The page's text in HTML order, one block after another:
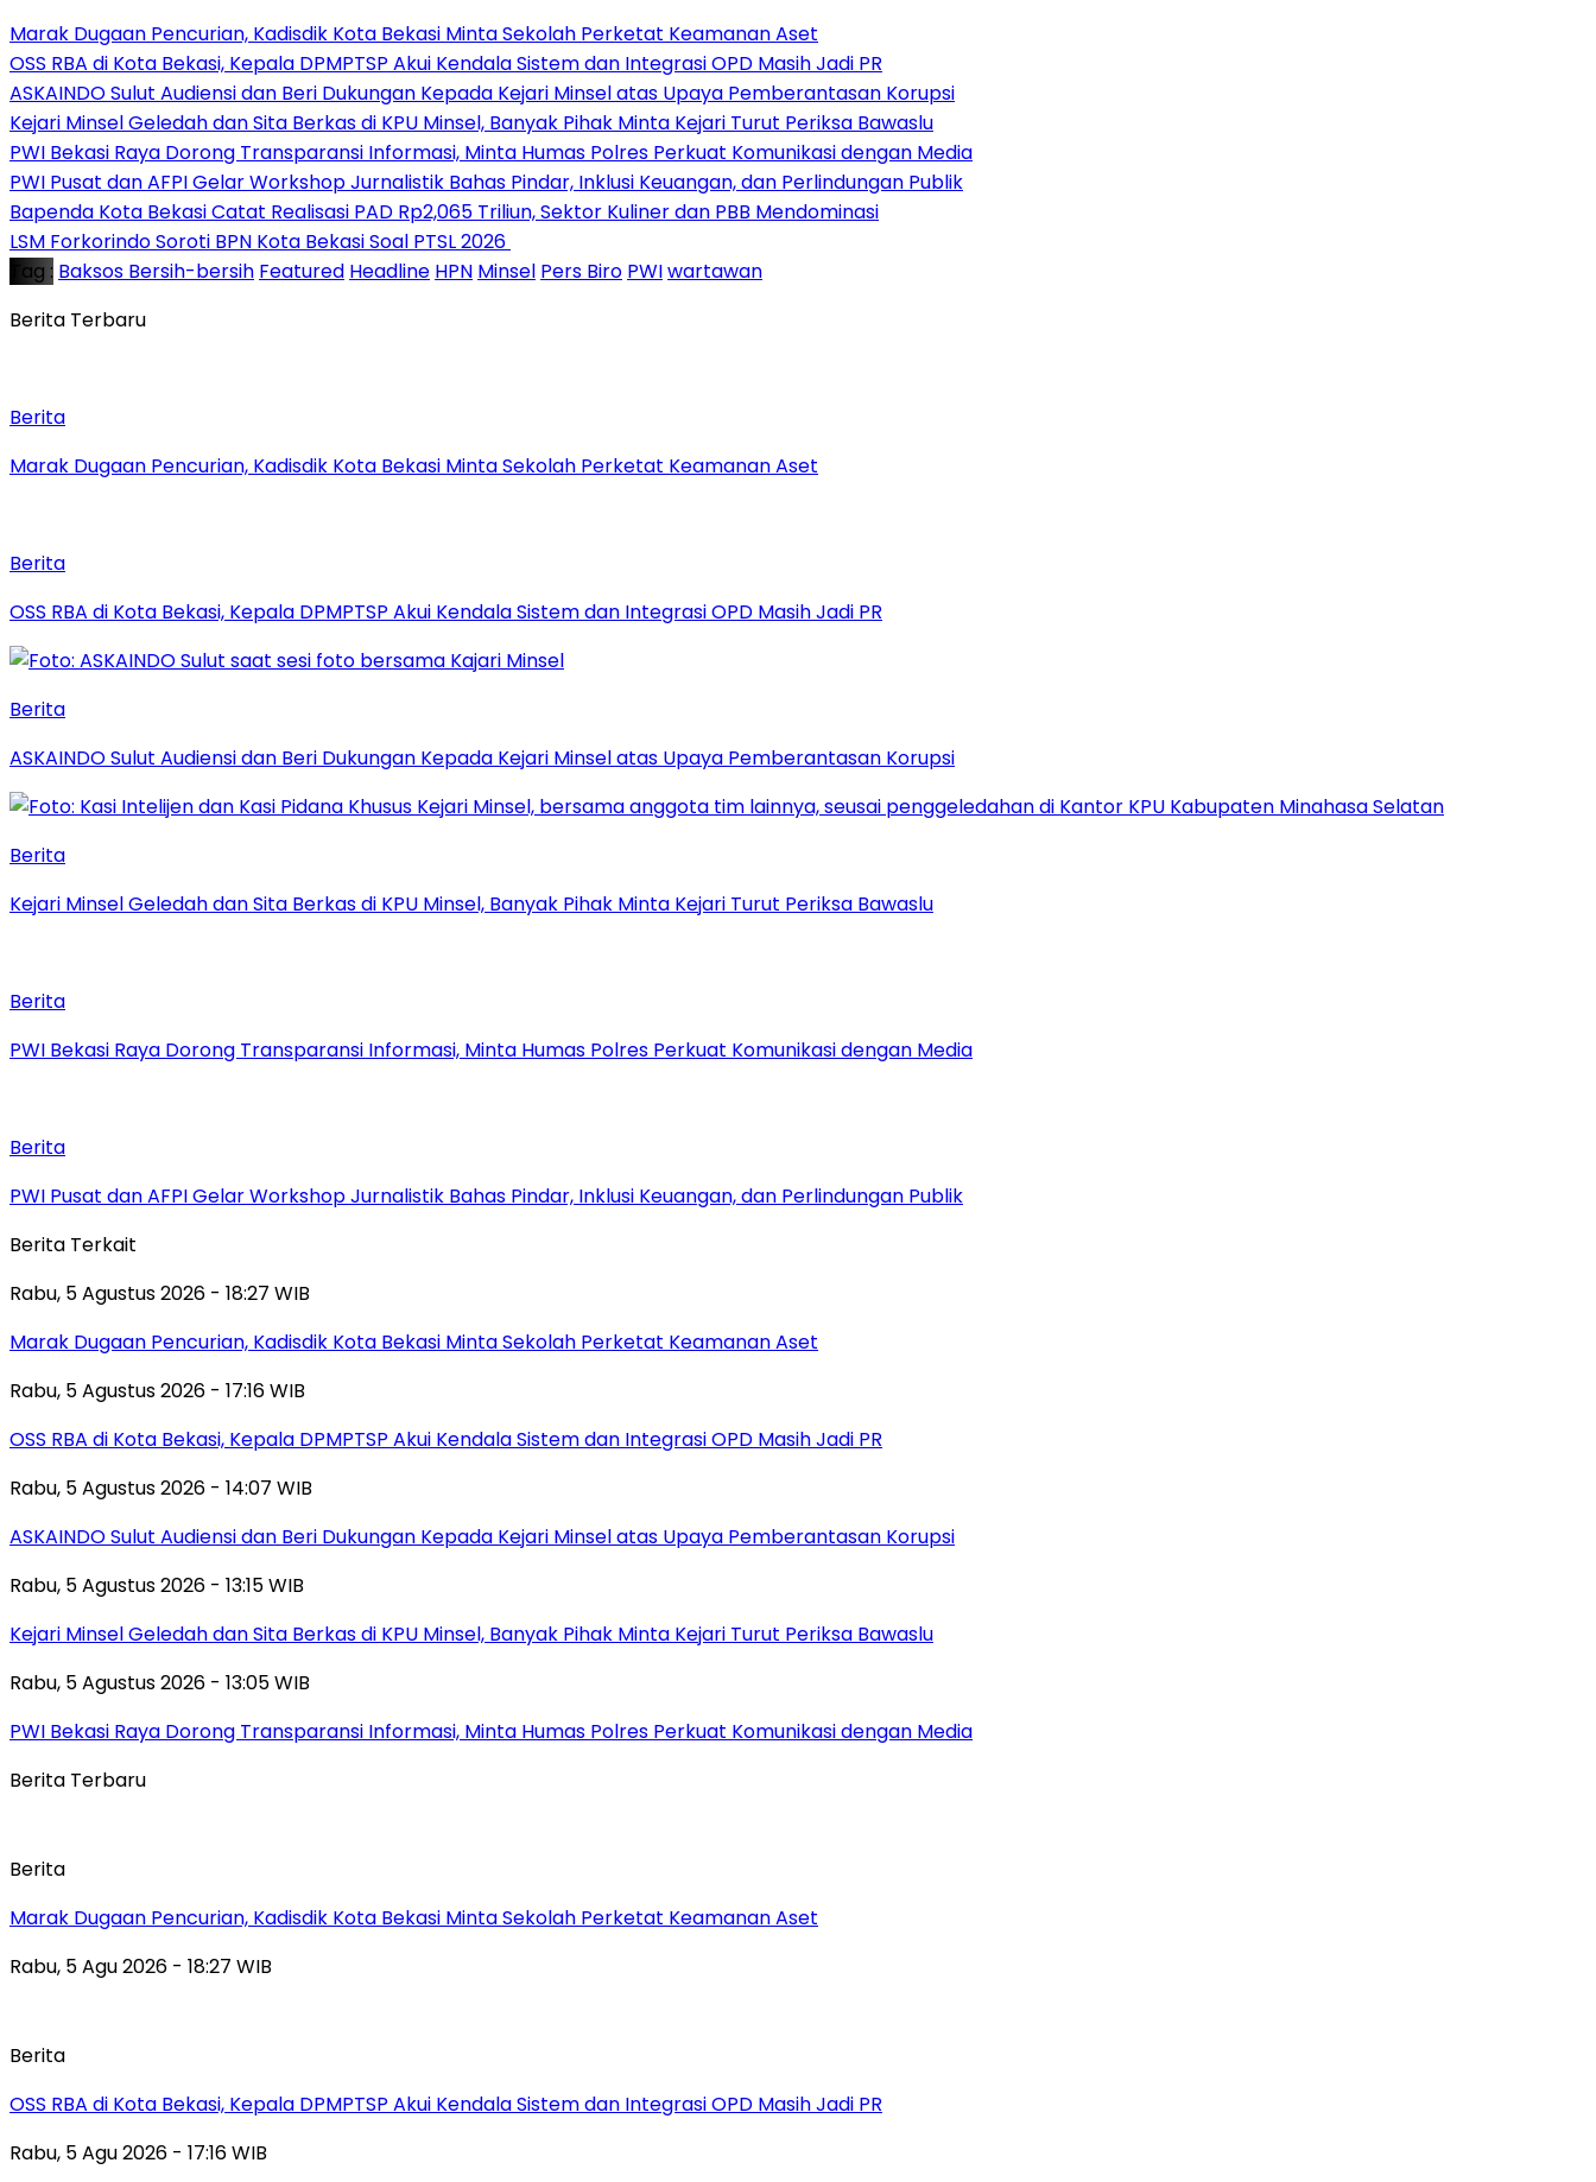
‎Marak Dugaan Pencurian, Kadisdik Kota Bekasi Minta Sekolah Perketat Keamanan Aset
‎OSS RBA di Kota Bekasi, Kepala DPMPTSP Akui Kendala Sistem dan Integrasi OPD Masih Jadi PR
ASKAINDO Sulut Audiensi dan Beri Dukungan Kepada Kejari Minsel atas Upaya Pemberantasan Korupsi
Kejari Minsel Geledah dan Sita Berkas di KPU Minsel, Banyak Pihak Minta Kejari Turut Periksa Bawaslu
PWI Bekasi Raya Dorong Transparansi Informasi, Minta Humas Polres Perkuat Komunikasi dengan Media
PWI Pusat dan AFPI Gelar Workshop Jurnalistik Bahas Pindar, Inklusi Keuangan, dan Perlindungan Publik
Bapenda Kota Bekasi Catat Realisasi PAD Rp2,065 Triliun, Sektor Kuliner dan PBB Mendominasi
‎LSM Forkorindo Soroti BPN Kota Bekasi Soal PTSL 2026 ‎
Tag : Baksos Bersih-bersih Featured Headline HPN Minsel Pers Biro PWIwartawan
Berita Terbaru
Berita
‎Marak Dugaan Pencurian, Kadisdik Kota Bekasi Minta Sekolah Perketat Keamanan Aset
Berita
‎OSS RBA di Kota Bekasi, Kepala DPMPTSP Akui Kendala Sistem dan Integrasi OPD Masih Jadi PR
Berita
ASKAINDO Sulut Audiensi dan Beri Dukungan Kepada Kejari Minsel atas Upaya Pemberantasan Korupsi
Berita
Kejari Minsel Geledah dan Sita Berkas di KPU Minsel, Banyak Pihak Minta Kejari Turut Periksa Bawaslu
Berita
PWI Bekasi Raya Dorong Transparansi Informasi, Minta Humas Polres Perkuat Komunikasi dengan Media
Berita
PWI Pusat dan AFPI Gelar Workshop Jurnalistik Bahas Pindar, Inklusi Keuangan, dan Perlindungan Publik
Berita Terkait
Rabu, 5 Agustus 2026 - 18:27 WIB
‎Marak Dugaan Pencurian, Kadisdik Kota Bekasi Minta Sekolah Perketat Keamanan Aset
Rabu, 5 Agustus 2026 - 17:16 WIB
‎OSS RBA di Kota Bekasi, Kepala DPMPTSP Akui Kendala Sistem dan Integrasi OPD Masih Jadi PR
Rabu, 5 Agustus 2026 - 14:07 WIB
ASKAINDO Sulut Audiensi dan Beri Dukungan Kepada Kejari Minsel atas Upaya Pemberantasan Korupsi
Rabu, 5 Agustus 2026 - 13:15 WIB
Kejari Minsel Geledah dan Sita Berkas di KPU Minsel, Banyak Pihak Minta Kejari Turut Periksa Bawaslu
Rabu, 5 Agustus 2026 - 13:05 WIB
PWI Bekasi Raya Dorong Transparansi Informasi, Minta Humas Polres Perkuat Komunikasi dengan Media
Berita Terbaru
Berita
‎Marak Dugaan Pencurian, Kadisdik Kota Bekasi Minta Sekolah Perketat Keamanan Aset
Rabu, 5 Agu 2026 - 18:27 WIB
Berita
‎OSS RBA di Kota Bekasi, Kepala DPMPTSP Akui Kendala Sistem dan Integrasi OPD Masih Jadi PR
Rabu, 5 Agu 2026 - 17:16 WIB